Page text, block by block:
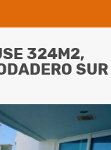
324M2,
SUR